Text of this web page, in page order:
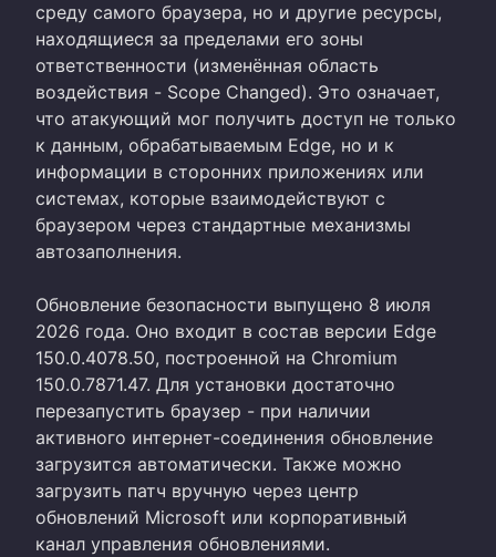
среду самого браузера, но и другие ресурсы,
находящиеся за пределами его зоны
ответственности (изменённая область
воздействия - Scope Changed). Это означает,
что атакующий мог получить доступ не только
к данным, обрабатываемым Edge, но и к
информации в сторонних приложениях или
системах, которые взаимодействуют с
браузером через стандартные механизмы
автозаполнения.
Обновление безопасности выпущено 8 июля
2026 года. Оно входит в состав версии Edge
150.0.4078.50, построенной на Chromium
150.0.7871.47. Для установки достаточно
перезапустить браузер - при наличии
активного интернет-соединения обновление
загрузится автоматически. Также можно
загрузить патч вручную через центр
обновлений Microsoft или корпоративный
канал управления обновлениями.